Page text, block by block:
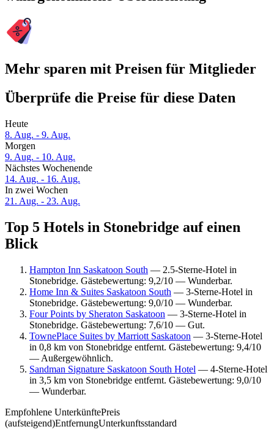
Mehr sparen mit Preisen für Mitglieder
Überprüfe die Preise für diese Daten
Heute
8. Aug. - 9. Aug.
Morgen
9. Aug. - 10. Aug.
Nächstes Wochenende
14. Aug. - 16. Aug.
In zwei Wochen
21. Aug. - 23. Aug.
Top 5 Hotels in Stonebridge auf einen
Blick
Hampton Inn Saskatoon South — 2.5-Sterne-Hotel in
Stonebridge. Gästebewertung: 9,2/10 — Wunderbar.
Home Inn & Suites Saskatoon South — 3-Sterne-Hotel in
Stonebridge. Gästebewertung: 9,0/10 — Wunderbar.
Four Points by Sheraton Saskatoon — 3-Sterne-Hotel in
Stonebridge. Gästebewertung: 7,6/10 — Gut.
TownePlace Suites by Marriott Saskatoon — 3-Sterne-Hotel
in 0,8 km von Stonebridge entfernt. Gästebewertung: 9,4/10
— Außergewöhnlich.
Sandman Signature Saskatoon South Hotel — 4-Sterne-Hotel
in 3,5 km von Stonebridge entfernt. Gästebewertung: 9,0/10
— Wunderbar.
Empfohlene UnterkünftePreis
(aufsteigend)EntfernungUnterkunftsstandard